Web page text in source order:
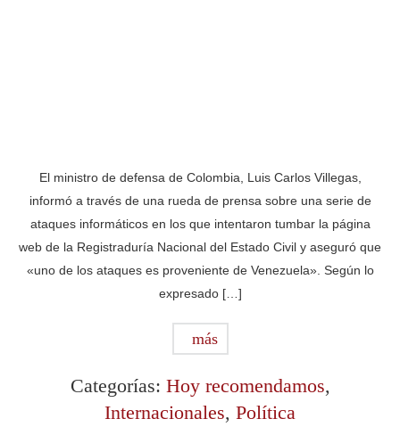
El ministro de defensa de Colombia, Luis Carlos Villegas,
informó a través de una rueda de prensa sobre una serie de
ataques informáticos en los que intentaron tumbar la página
web de la Registraduría Nacional del Estado Civil y aseguró que
«uno de los ataques es proveniente de Venezuela». Según lo
expresado […]
más
Categorías: Hoy recomendamos,
Internacionales, Política